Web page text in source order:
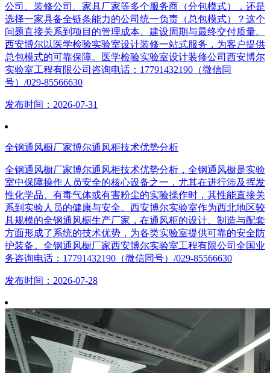
公司、装修公司、家具厂家等多个服务商（分包模式），还是
选择一家具备全链条能力的公司统一负责（总包模式）？这个
问题直接关系到项目的管理成本、建设周期与最终交付质量。
西安博尔以医学检验实验室设计装修一站式服务，为客户提供
总包模式的可靠保障。医学检验实验室设计装修公司西安博尔
实验室工程有限公司咨询电话：17791432190（微信同
号）/029-85566630
发布时间：2026-07-31
全钢通风橱厂家博尔通风柜技术优势分析
全钢通风橱厂家博尔通风柜技术优势分析，全钢通风橱是实验
室中保障操作人员安全的核心设备之一，尤其在进行涉及挥发
性化学品、有毒气体或有害粉尘的实验操作时，其性能直接关
系到实验人员的健康与安全。西安博尔实验室作为西北地区较
具规模的全钢通风橱生产厂家，在通风柜的设计、制造与配套
方面形成了系统的技术优势，为各类实验室提供可靠的安全防
护装备。全钢通风橱厂家西安博尔实验室工程有限公司全国业
务咨询电话：17791432190（微信同号）/029-85566630
发布时间：2026-07-28